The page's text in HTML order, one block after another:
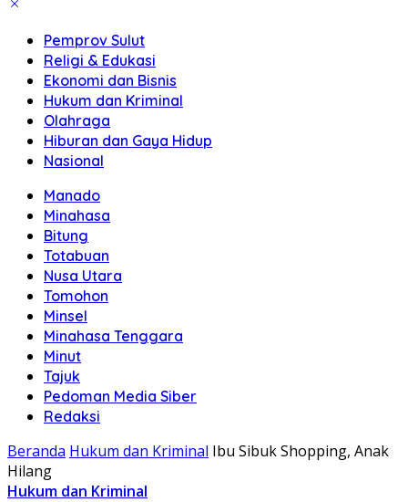
Pemprov Sulut
Religi & Edukasi
Ekonomi dan Bisnis
Hukum dan Kriminal
Olahraga
Hiburan dan Gaya Hidup
Nasional
Manado
Minahasa
Bitung
Totabuan
Nusa Utara
Tomohon
Minsel
Minahasa Tenggara
Minut
Tajuk
Pedoman Media Siber
Redaksi
Beranda Hukum dan Kriminal Ibu Sibuk Shopping, Anak
Hilang
Hukum dan Kriminal